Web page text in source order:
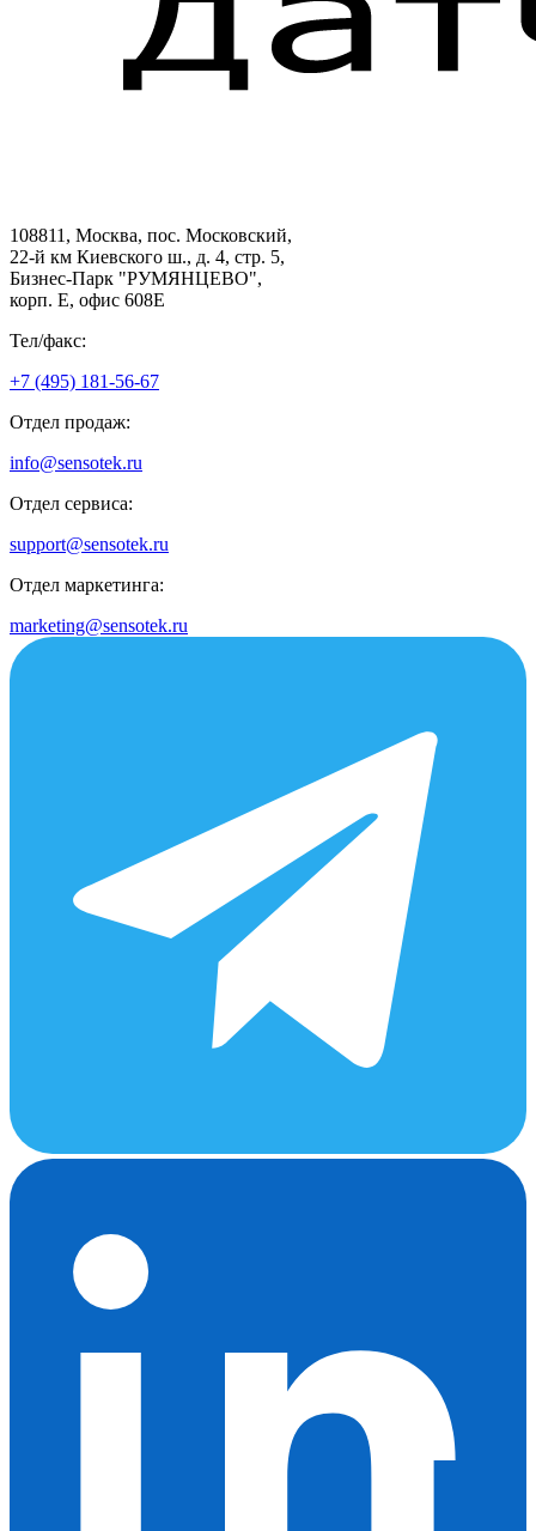
108811, Москва, пос. Московский,
22-й км Киевского ш., д. 4, стр. 5,
Бизнес-Парк "РУМЯНЦЕВО",
корп. Е, офис 608E
Тел/факс:
+7 (495) 181-56-67
Отдел продаж:
info@sensotek.ru
Отдел сервиса:
support@sensotek.ru
Отдел маркетинга:
marketing@sensotek.ru